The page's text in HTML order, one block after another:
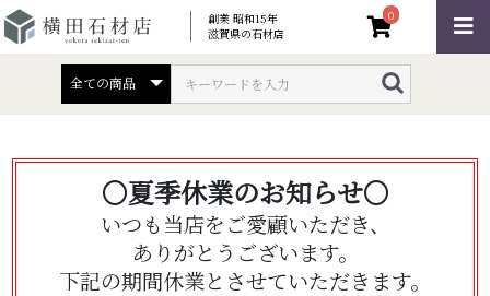
創業 昭和15年
滋賀県の石材店
0
〇夏季休業のお知らせ〇
いつも当店をご愛顧いただき、
ありがとうございます。
下記の期間休業とさせていただきます。